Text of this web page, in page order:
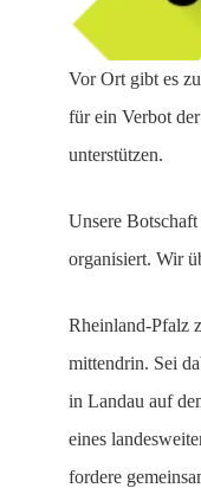
Vor Ort gibt es
für ein Verbot
unterstützen.
Unsere
organisiert. Wir
Rheinland-Pfalz
mittendrin. Sei
in Landau auf
eines
fordere